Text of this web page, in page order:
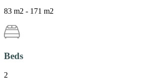
83 m2 - 171 m2
Beds
2